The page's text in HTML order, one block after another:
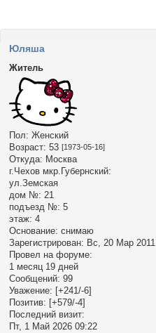
Юляша
Житель
Пол: Женский
Возраст: 53 [1973-05-16]
Откуда: Москва
г.Чехов мкр.Губернский:
ул.Земская
дом №: 21
подъезд №: 5
этаж: 4
Основание: снимаю
Зарегистрирован: Вс, 20 Мар 2011
Провел на форуме:
1 месяц 19 дней
Сообщений: 99
Уважение: [+241/-6]
Позитив: [+579/-4]
Последний визит:
Пт, 1 Май 2026 09:22